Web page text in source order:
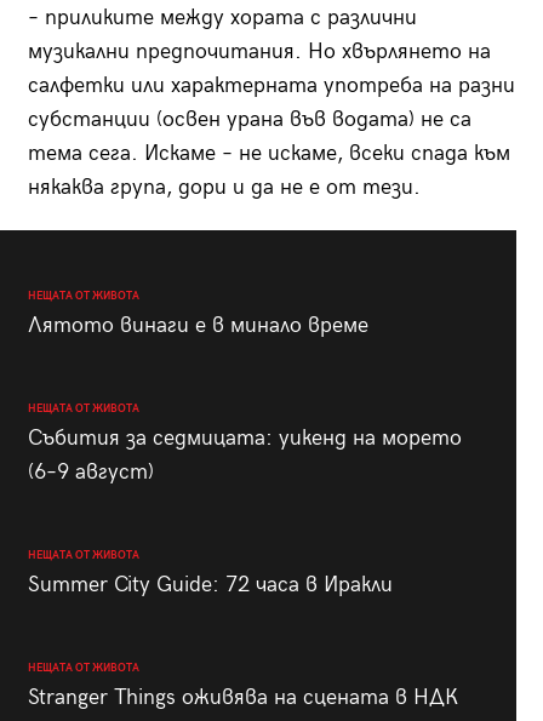
– приликите между хората с различни
музикални предпочитания. Но хвърлянето на
салфетки или характерната употреба на разни
субстанции (освен урана във водата) не са
тема сега. Искаме – не искаме, всеки спада към
някаква група, дори и да не е от тези.
НЕЩАТА ОТ ЖИВОТА
Лятото винаги е в минало време
НЕЩАТА ОТ ЖИВОТА
Събития за седмицата: уикенд на морето
(6–9 август)
НЕЩАТА ОТ ЖИВОТА
Summer City Guide: 72 часа в Иракли
НЕЩАТА ОТ ЖИВОТА
Stranger Things оживява на сцената в НДК